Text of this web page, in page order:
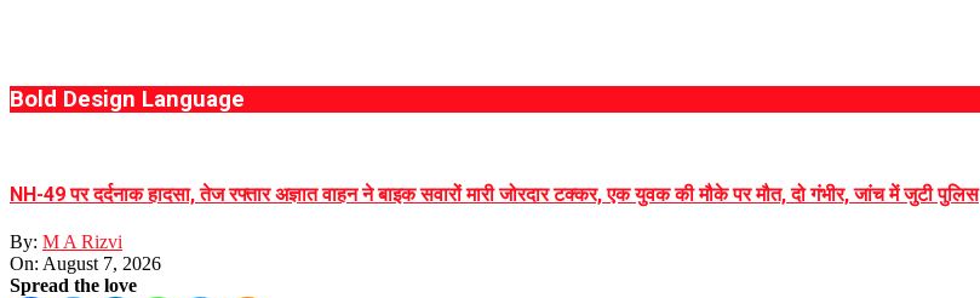
Bold Design Language
NH-49 पर दर्दनाक हादसा, तेज रफ्तार अज्ञात वाहन ने बाइक सवारों मारी जोरदार टक्कर, एक युवक की मौके पर मौत, दो गंभीर, जांच में जुटी पुलिस
By: M A Rizvi
On: August 7, 2026
Spread the love